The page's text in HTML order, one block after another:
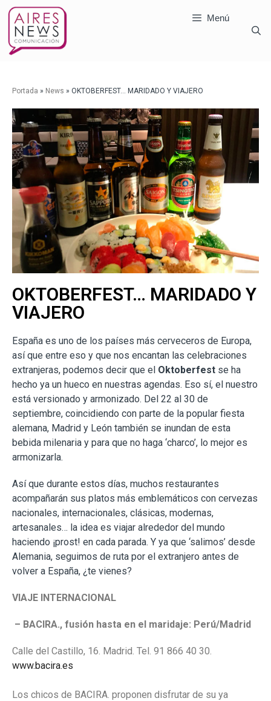
Menú
Portada » News » OKTOBERFEST… MARIDADO Y VIAJERO
OKTOBERFEST… MARIDADO Y
VIAJERO
España es uno de los países más cerveceros de Europa,
así que entre eso y que nos encantan las celebraciones
extranjeras, podemos decir que el Oktoberfest se ha
hecho ya un hueco en nuestras agendas. Eso sí, el nuestro
está versionado y armonizado. Del 22 al 30 de
septiembre, coincidiendo con parte de la popular fiesta
alemana, Madrid y León también se inundan de esta
bebida milenaria y para que no haga ‘charco’, lo mejor es
armonizarla.
Así que durante estos días, muchos restaurantes
acompañarán sus platos más emblemáticos con cervezas
nacionales, internacionales, clásicas, modernas,
artesanales… la idea es viajar alrededor del mundo
haciendo ¡prost! en cada parada. Y ya que ‘salimos’ desde
Alemania, seguimos de ruta por el extranjero antes de
volver a España, ¿te vienes?
VIAJE INTERNACIONAL
– BACIRA., fusión hasta en el maridaje: Perú/Madrid
Calle del Castillo, 16. Madrid. Tel. 91 866 40 30.
www.bacira.es
Los chicos de BACIRA. proponen disfrutar de su ya